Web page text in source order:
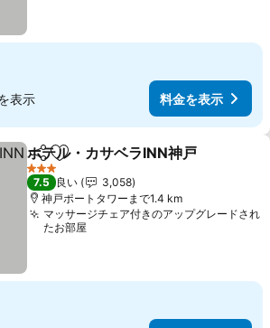
表示 料金を表示
シェアお気に入りに追加
ホテル・カサベラINN神戸
3 ホテルのランク
7.5 良い
3,058
神戸ポートタワーまで1.4 km
マッサージチェア付きのアップグレードされ
たお部屋